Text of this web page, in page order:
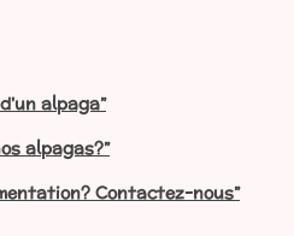
alpaga”
alpagas?”
Contactez-nous”